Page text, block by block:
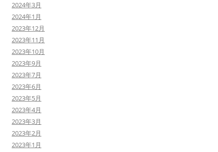
2024年3月
2024年1月
2023年12月
2023年11月
2023年10月
2023年9月
2023年7月
2023年6月
2023年5月
2023年4月
2023年3月
2023年2月
2023年1月